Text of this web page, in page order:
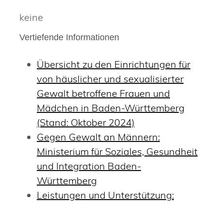
keine
Vertiefende Informationen
Übersicht zu den Einrichtungen für
von häuslicher und sexualisierter
Gewalt betroffene Frauen und
Mädchen in Baden-Württemberg
(Stand: Oktober 2024)
Gegen Gewalt an Männern:
Ministerium für Soziales, Gesundheit
und Integration Baden-
Württemberg
Leistungen und Unterstützung: